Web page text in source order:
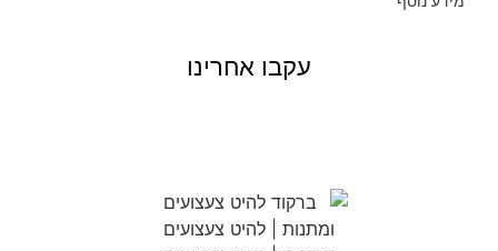
עקבו אחרינו